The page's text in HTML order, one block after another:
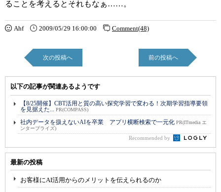
ることを考えるとそれもなぁ……。
Ahf 2009/05/29 16:00:00 Comment(48)
次の投稿へ 前の投稿へ
以下の記事が関連あるようです
【8/25開催】CBT活用と質の高い探究学習で変わる！次期学習指導要領
を見据えた... PR(COMPASS)
社内データを扱えないAIを卒業 アプリ横断検索で一元化 PR(ITmedia エ
ンタープライズ)
Recommended by
最新の投稿
お客様にAI活用からのメリットを伝えられるのか